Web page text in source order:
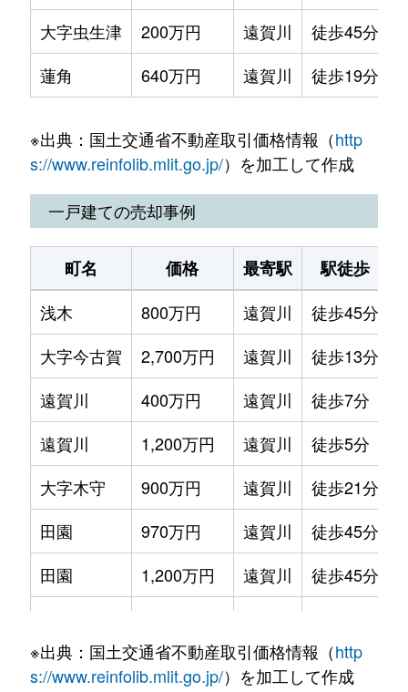
大字虫生津
200万円 遠賀川 徒歩45分
蓮角
640万円 遠賀川 徒歩19分
※出典：国土交通省不動産取引価格情報（http
s://www.reinfolib.mlit.go.jp/）を加工して作成
一戸建ての売却事例
町名 価格 最寄駅 駅徒歩
浅木
800万円 遠賀川 徒歩45分
大字今古賀
2,700万円 遠賀川 徒歩13分
遠賀川
400万円 遠賀川 徒歩7分
遠賀川
1,200万円 遠賀川 徒歩5分
大字木守
900万円 遠賀川 徒歩21分
田園
970万円 遠賀川 徒歩45分
田園
1,200万円 遠賀川 徒歩45分
広渡
1,500万円 遠賀川 徒歩8分
※出典：国土交通省不動産取引価格情報（http
s://www.reinfolib.mlit.go.jp/）を加工して作成